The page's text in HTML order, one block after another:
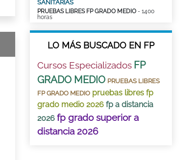
SANITARIAS
PRUEBAS LIBRES FP GRADO MEDIO - 1400
horas
LO MÁS BUSCADO EN FP
Cursos Especializados FP
GRADO MEDIO PRUEBAS LIBRES
FP GRADO MEDIO pruebas libres fp
grado medio 2026 fp a distancia
2026 fp grado superior a
distancia 2026